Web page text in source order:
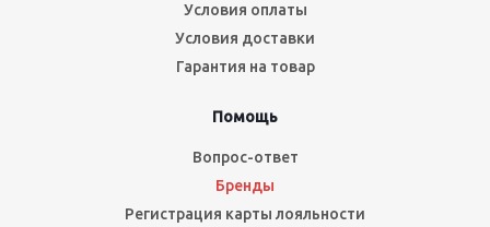
Условия оплаты
Условия доставки
Гарантия на товар
Помощь
Вопрос-ответ
Бренды
Регистрация карты лояльности